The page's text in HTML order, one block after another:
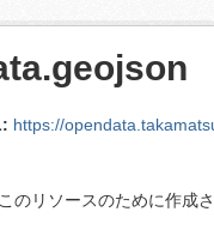
https://
このリソースのために作成